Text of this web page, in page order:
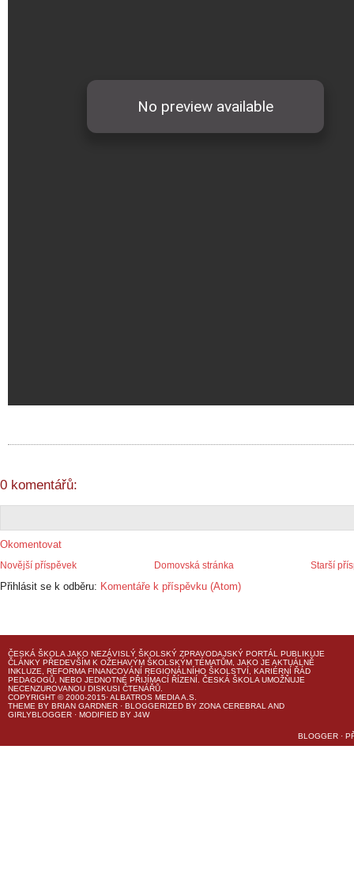
0 komentářů:
Okomentovat
Novější příspěvek Starší
Domovská stránka
Přihlásit se k odběru: Komentáře k příspěvku (Atom)
ČESKÁ ŠKOLA JAKO NEZÁVISLÝ ŠKOLSKÝ ZPRAVODAJSKÝ PORTÁL PUBLIKUJE
ČLÁNKY PŘEDEVŠÍM K OŽEHAVÝM ŠKOLSKÝM TÉMATŮM, JAKO JE AKTUÁLNĚ
INKLUZE, REFORMA FINANCOVÁNÍ REGIONÁLNÍHO ŠKOLSTVÍ, KARIÉRNÍ ŘÁD
PEDAGOGŮ, NEBO JEDNOTNÉ PŘIJÍMACÍ ŘÍZENÍ. ČESKÁ ŠKOLA UMOŽŇUJE
NECENZUROVANOU DISKUSI ČTENÁŘŮ.
COPYRIGHT © 2000-2015· ALBATROS MEDIA A.S.
THEME BY BRIAN GARDNER · BLOGGERIZED BY ZONA CEREBRAL AND
GIRLYBLOGGER · MODIFIED BY J4W
BLOGGER ·